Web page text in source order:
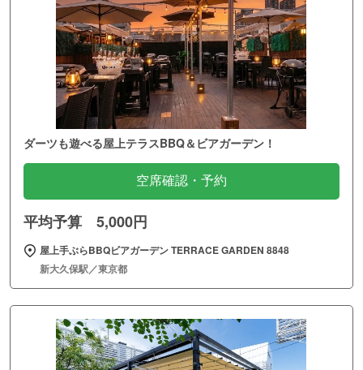
ダーツも遊べる屋上テラスBBQ＆ビアガーデン！
空席確認・予約
平均予算 5,000円
屋上手ぶらBBQビアガーデン TERRACE GARDEN 8848
新大久保駅／東京都